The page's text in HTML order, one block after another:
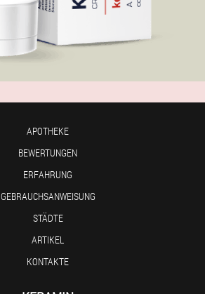
APOTHEKE
BEWERTUNGEN
ERFAHRUNG
GEBRAUCHSANWEISUNG
STÄDTE
ARTIKEL
KONTAKTE